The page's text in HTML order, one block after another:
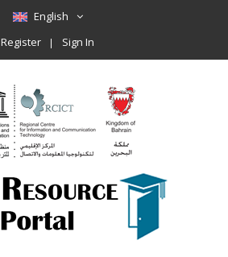
English
Register
Sign In